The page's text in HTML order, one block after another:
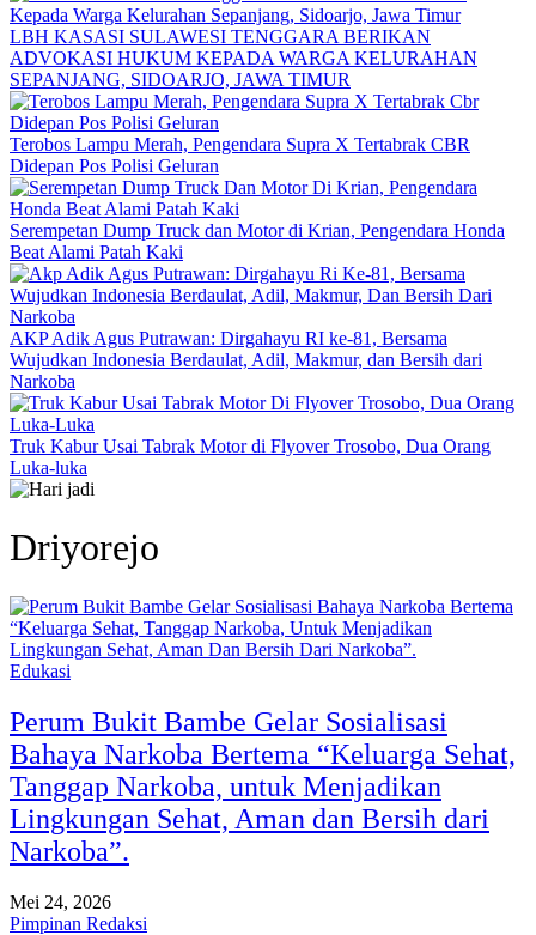
LBH KASASI SULAWESI TENGGARA BERIKAN
ADVOKASI HUKUM KEPADA WARGA KELURAHAN
SEPANJANG, SIDOARJO, JAWA TIMUR
Terobos Lampu Merah, Pengendara Supra X Tertabrak CBR
Didepan Pos Polisi Geluran
Serempetan Dump Truck dan Motor di Krian, Pengendara Honda
Beat Alami Patah Kaki
AKP Adik Agus Putrawan: Dirgahayu RI ke-81, Bersama
Wujudkan Indonesia Berdaulat, Adil, Makmur, dan Bersih dari
Narkoba
Truk Kabur Usai Tabrak Motor di Flyover Trosobo, Dua Orang
Luka-luka
Driyorejo
Edukasi
Perum Bukit Bambe Gelar Sosialisasi
Bahaya Narkoba Bertema “Keluarga Sehat,
Tanggap Narkoba, untuk Menjadikan
Lingkungan Sehat, Aman dan Bersih dari
Narkoba”.
Mei 24, 2026
Pimpinan Redaksi